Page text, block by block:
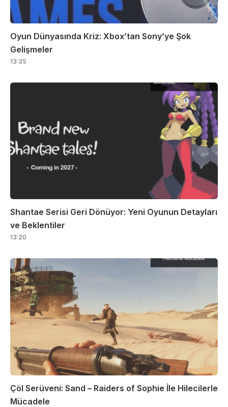
Oyun Dünyasında Kriz: Xbox’tan Sony’ye Şok
Gelişmeler
13:35
Shantae Serisi Geri Dönüyor: Yeni Oyunun Detayları
ve Beklentiler
13:20
Çöl Serüveni: Sand – Raiders of Sophie İle Hilecilerle
Mücadele